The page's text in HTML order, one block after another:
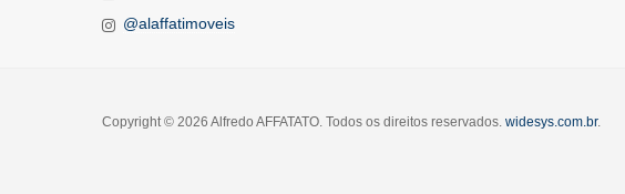
@alaffatimoveis
Copyright © 2026 Alfredo AFFATATO. Todos os direitos reservados. widesys.com.br.